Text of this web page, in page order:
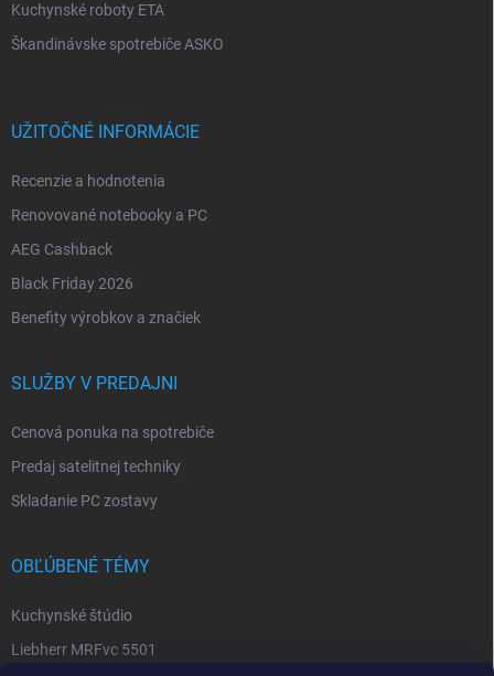
Kuchynské roboty ETA
Škandinávske spotrebiče ASKO
UŽITOČNÉ INFORMÁCIE
Recenzie a hodnotenia
Renovované notebooky a PC
AEG Cashback
Black Friday 2026
Benefity výrobkov a značiek
SLUŽBY V PREDAJNI
Cenová ponuka na spotrebiče
Predaj satelitnej techniky
Skladanie PC zostavy
OBĽÚBENÉ TÉMY
Kuchynské štúdio
Liebherr MRFvc 5501